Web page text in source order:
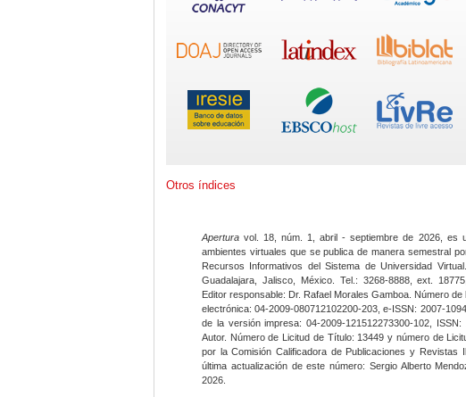
Otros índices
Apertura vol. 18, núm. 1, abril - septiembre de 2026, es
ambientes virtuales que se publica de manera semestral
Recursos Informativos del Sistema de Universidad
Guadalajara, Jalisco, México. Tel.: 3268-8888, ext.
Editor responsable: Dr. Rafael Morales Gamboa. Número
electrónica: 04-2009-080712102200-203, e-ISSN: 2007-
de la versión impresa: 04-2009-121512273300-102,
Autor. Número de Licitud de Título: 13449 y número de
por la Comisión Calificadora de Publicaciones y
última actualización de este número: Sergio Alberto
2026.